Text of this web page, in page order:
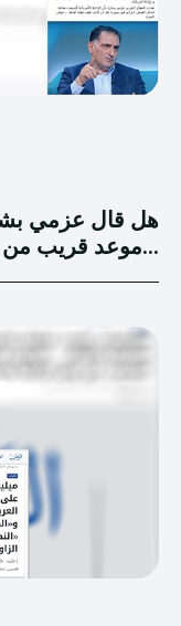
هل قال عزمي
موعد قريب من...